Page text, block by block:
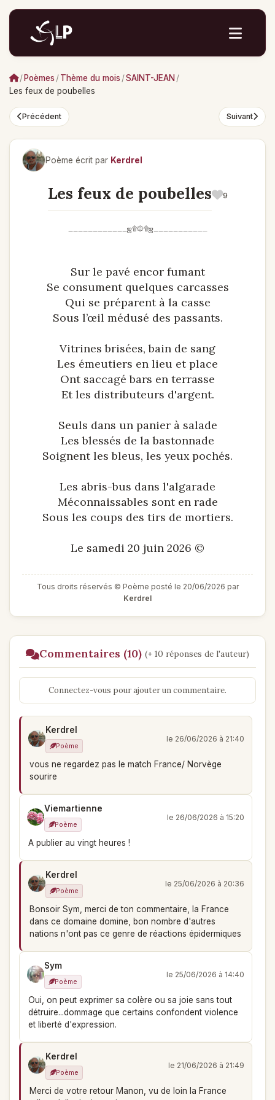
/ Poèmes /Thème du mois /SAINT-JEAN /
Les feux de poubelles
Précédent Suivant
Poème écrit par Kerdrel
Les feux de poubelles 9
____________ஜ۩۞۩ஜ___________
Sur le pavé encor fumant
Se consument quelques carcasses
Qui se préparent à la casse
Sous l’œil médusé des passants.
Vitrines brisées, bain de sang
Les émeutiers en lieu et place
Ont saccagé bars en terrasse
Et les distributeurs d'argent.
Seuls dans un panier à salade
Les blessés de la bastonnade
Soignent les bleus, les yeux pochés.
Les abris-bus dans l'algarade
Méconnaissables sont en rade
Sous les coups des tirs de mortiers.
Le samedi 20 juin 2026 ©
Tous droits réservés © Poème posté le 20/06/2026 par
Kerdrel
Commentaires (10) (+ 10 réponses de l'auteur)
Connectez-vous pour ajouter un commentaire.
Kerdrel
Poème
le 26/06/2026 à 21:40
vous ne regardez pas le match France/ Norvège
sourire
Viemartienne
Poème
le 26/06/2026 à 15:20
A publier au vingt heures !
Kerdrel
Poème
le 25/06/2026 à 20:36
Bonsoir Sym, merci de ton commentaire, la France
dans ce domaine domine, bon nombre d'autres
nations n'ont pas ce genre de réactions épidermiques
Sym
Poème
le 25/06/2026 à 14:40
Oui, on peut exprimer sa colère ou sa joie sans tout
détruire...dommage que certains confondent violence
et liberté d'expression.
Kerdrel
Poème
le 21/06/2026 à 21:49
Merci de votre retour Manon, vu de loin la France